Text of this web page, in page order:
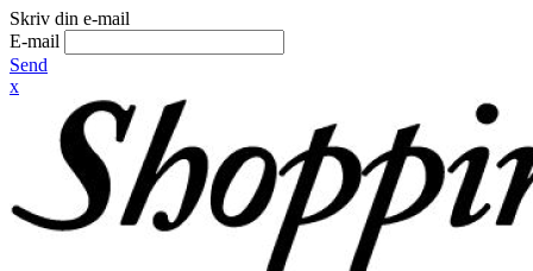
Skriv din e-mail
E-mail
Send
x